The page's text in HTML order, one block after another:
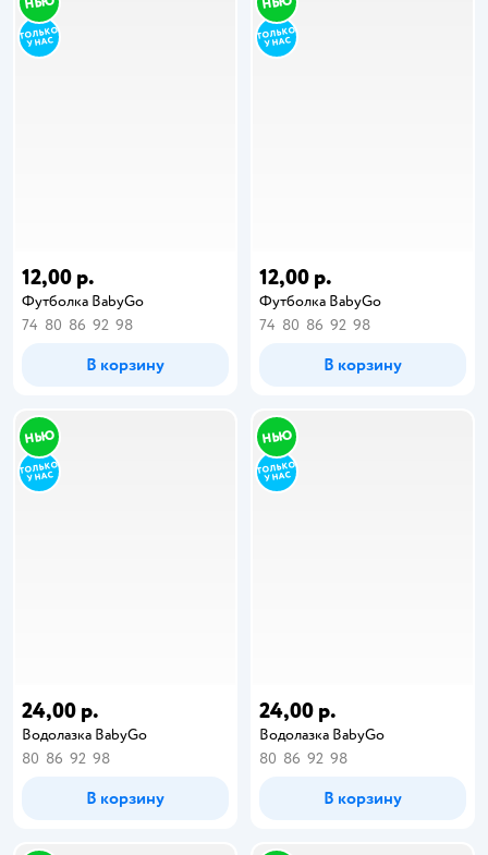
12,00 р.
Футболка BabyGo
74 80 86 92 98
В корзину
12,00 р.
Футболка BabyGo
74 80 86 92 98
В корзину
24,00 р.
Водолазка BabyGo
80 86 92 98
В корзину
24,00 р.
Водолазка BabyGo
80 86 92 98
В корзину